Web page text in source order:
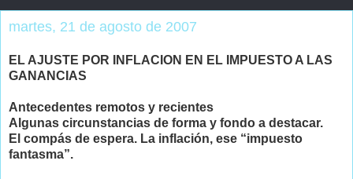
martes, 21 de agosto de 2007
EL AJUSTE POR INFLACION EN EL IMPUESTO A LAS
GANANCIAS
Antecedentes remotos y recientes
Algunas circunstancias de forma y fondo a destacar.
El compás de espera. La inflación, ese “impuesto
fantasma”.